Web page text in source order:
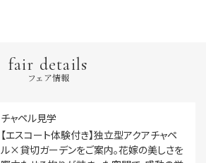
fair details
フェア情報
チャペル見学
【エスコート体験付き】独立型アクアチャペ
ル×貸切ガーデンをご案内。花嫁の美しさを